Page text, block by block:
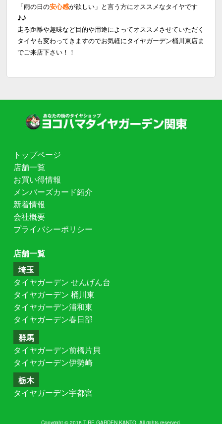
「雨の日の安心感が欲しい」と言う方にオススメなタイヤです
♪♪
走る距離や趣味など目的や用途によってオススメさせていただく
タイヤも変わってきますのでお気軽にタイヤガーデン桶川東店ま
でご来店下さい！！
トップページ
店舗一覧
お買い得情報
メンバーズカード紹介
新着情報
会社概要
プライバシーポリシー
店舗一覧
埼玉
タイヤガーデン せんげん台
タイヤガーデン 桶川東
タイヤガーデン浦和東
タイヤガーデン春日部
群馬
タイヤガーデン前橋片貝
タイヤガーデン伊勢崎
栃木
タイヤガーデン宇都宮
Copyright © 2018 TIRE GARDEN KANTO .All rights reserved.